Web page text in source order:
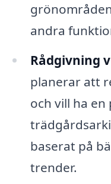
andra
Rådgivning
planerar att
och vill ha
baserat på
trender.